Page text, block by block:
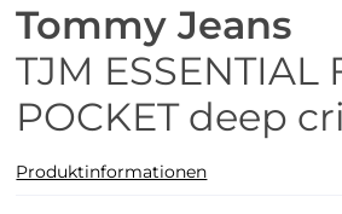
Tommy Jeans
TJM ESSENTIAL
POCKET deep
Produktinformationen